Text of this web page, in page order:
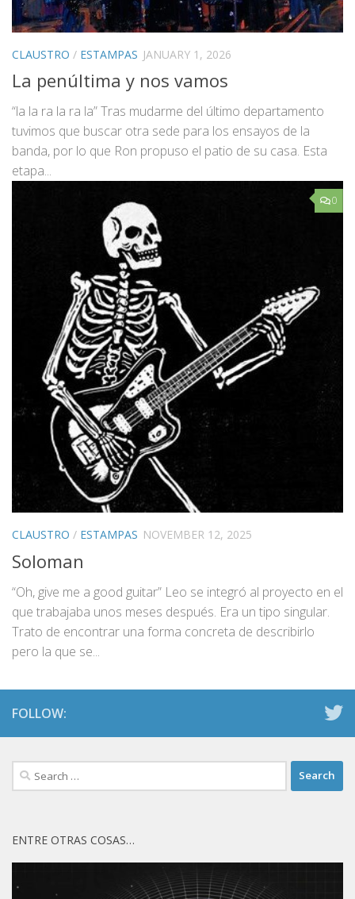
CLAUSTRO / ESTAMPAS JANUARY 1, 2026
La penúltima y nos vamos
“la la ra la ra la” Tras mudarme del último departamento
tuvimos que buscar otra sede para los ensayos de la
banda, por lo que Ron propuso el patio de su casa. Esta
etapa...
0
CLAUSTRO / ESTAMPAS NOVEMBER 12, 2025
Soloman
“Oh, give me a good guitar” Leo se integró al proyecto en el
que trabajaba unos meses después. Era un tipo singular.
Trato de encontrar una forma concreta de describirlo
pero la que se...
FOLLOW:
Search
for:
ENTRE OTRAS COSAS…